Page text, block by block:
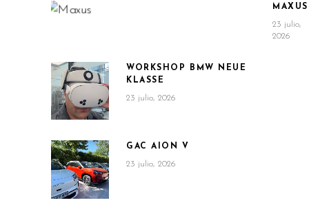
MAXUS
23 julio,
2026
WORKSHOP BMW NEUE
KLASSE
23 julio, 2026
GAC AION V
23 julio, 2026